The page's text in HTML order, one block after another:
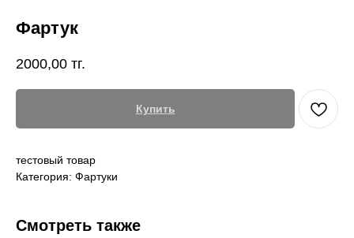
Фартук
2000,00 тг.
Купить
тестовый товар
Категория: Фартуки
Смотреть также